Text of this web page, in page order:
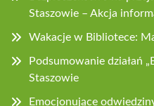
Staszowie – Akcja
Wakacje w Bibliotece:
Podsumowanie działań
Staszowie
Emocjonujące